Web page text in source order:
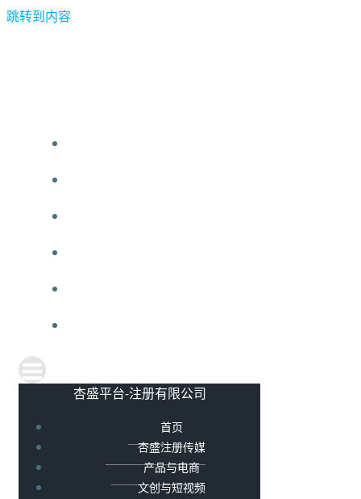
跳转到内容
杏盛平台-注册有限公司
首页
杏盛注册传媒
产品与电商
文创与短视频